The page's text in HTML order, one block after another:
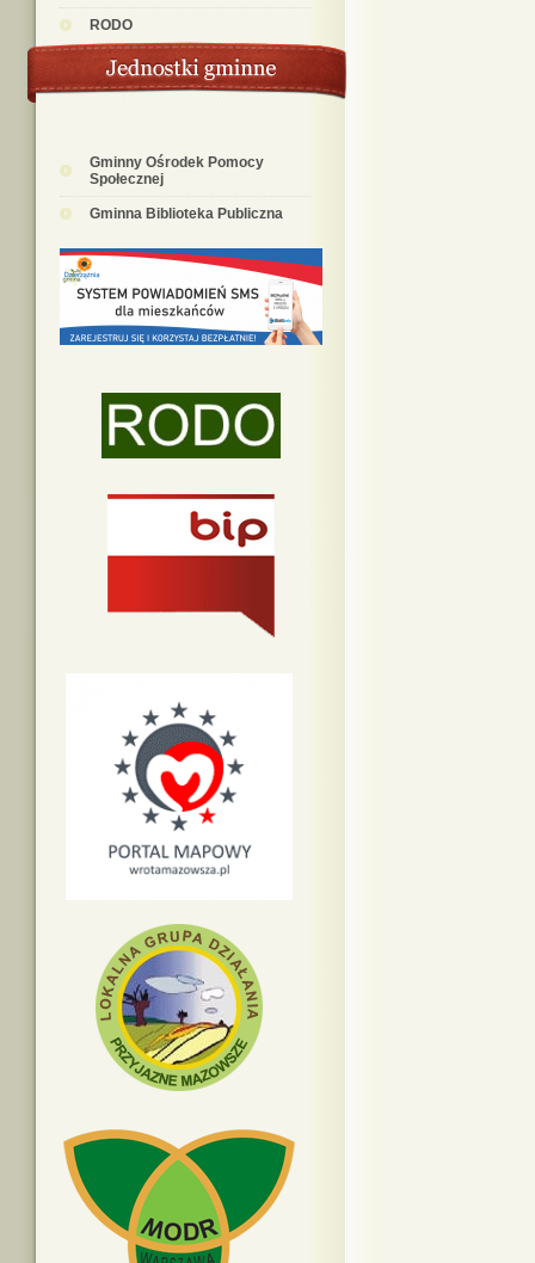
RODO
Gminny Ośrodek Pomocy
Społecznej
Gminna Biblioteka Publiczna